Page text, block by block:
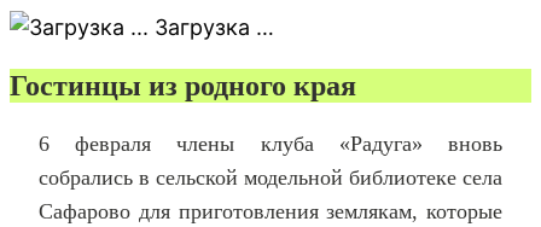
Загрузка …
Гостинцы из родного края
6 февраля члены клуба «Радуга» вновь
собрались в сельской модельной библиотеке села
Сафарово для приготовления землякам, которые